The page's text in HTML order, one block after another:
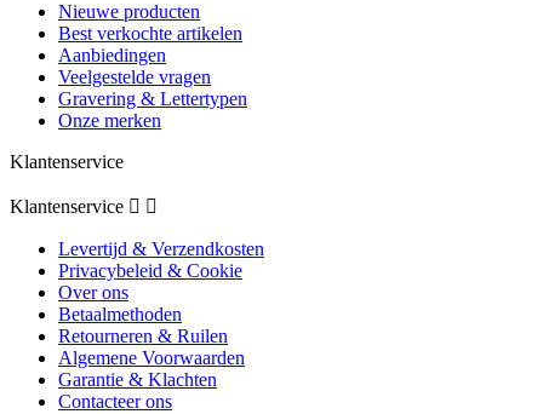
Nieuwe producten
Best verkochte artikelen
Aanbiedingen
Veelgestelde vragen
Gravering & Lettertypen
Onze merken
Klantenservice
Klantenservice  
Levertijd & Verzendkosten
Privacybeleid & Cookie
Over ons
Betaalmethoden
Retourneren & Ruilen
Algemene Voorwaarden
Garantie & Klachten
Contacteer ons